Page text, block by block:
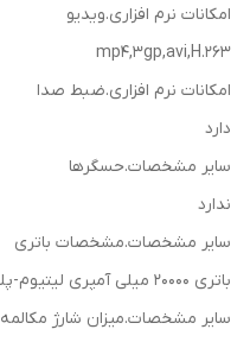
امکانات نرم افزاری.ویدیو
mp4,3gp,avi,H.263
امکانات نرم افزاری.ضبط صدا
دارد
سایر مشخصات.حسگرها
ندارد
سایر مشخصات.مشخصات باتری
باتری 20000 میلی آمپری لیتیوم-پلیمری
سایر مشخصات.میزان شارژ مکالمه